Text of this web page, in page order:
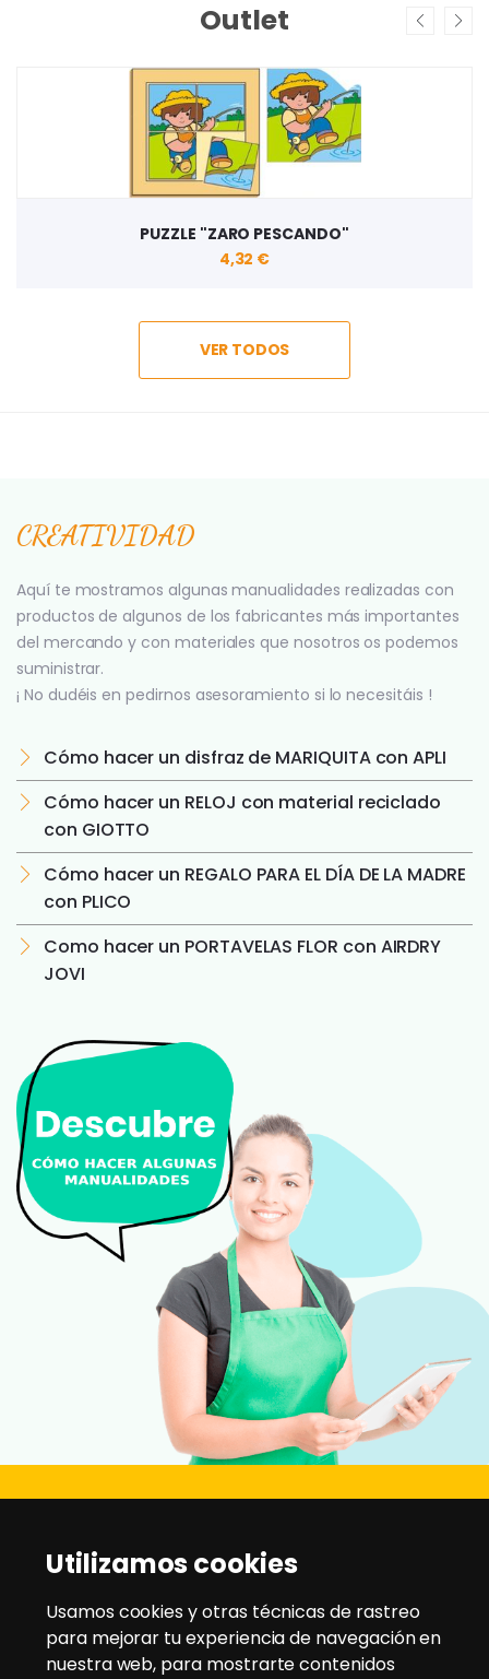
Utilizamos cookies
Usamos cookies y otras técnicas de rastreo
para mejorar tu experiencia de navegación en
nuestra web, para mostrarte contenidos
Outlet
PUZZLE "ZARO PESCANDO"
4,32 €
VER TODOS
CREATIVIDAD
Aquí te mostramos algunas manualidades realizadas con
productos de algunos de los fabricantes más importantes
del mercando y con materiales que nosotros os podemos
suministrar.
¡ No dudéis en pedirnos asesoramiento si lo necesitáis !
Cómo hacer un disfraz de MARIQUITA con APLI
Cómo hacer un RELOJ con material reciclado
con GIOTTO
Cómo hacer un REGALO PARA EL DÍA DE LA MADRE
con PLICO
Como hacer un PORTAVELAS FLOR con AIRDRY
JOVI
C/ Rio Jarama, 21 - Pol. Ind. Montesol